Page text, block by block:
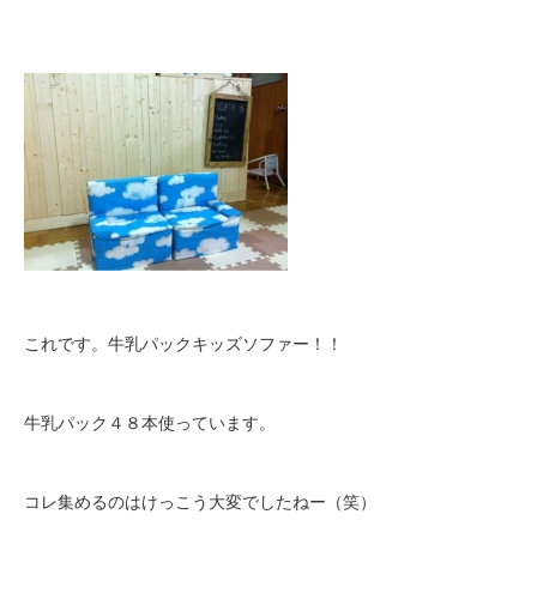
これです。牛乳パックキッズソファー！！
牛乳パック４８本使っています。
コレ集めるのはけっこう大変でしたねー（笑）